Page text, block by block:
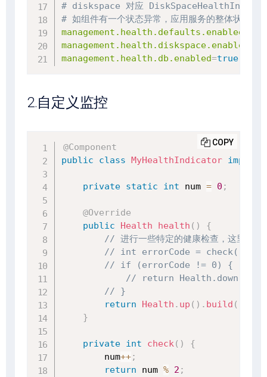
# diskspace 对应
# 如组件有一个状态异常，应用服务的整体状态即
management.health.defaults.enabled
management.health.diskspace.enabled
management.health.db.enabled=true
2.自定义监控
@Component
public
class MyHealthIndicator
private static int num = 0 ;
@Override
public
Health health ( )
{
// 进行一些特定的健康检查，这里模拟
// int errorCode = check();
// if (errorCode != 0) {
// return
// }
return
Health . up ( ) . build (
}
private int check( )
{
        num
++;
return num % 2 ;
COPY